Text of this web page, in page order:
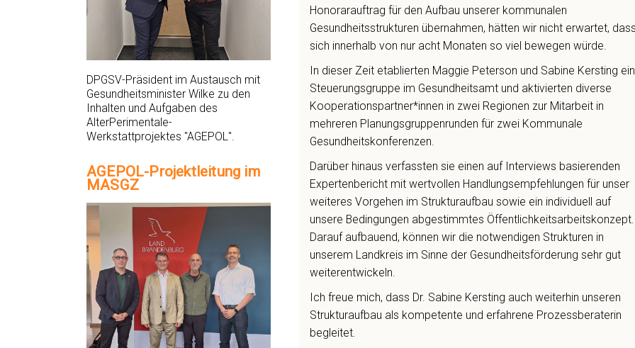
Honorarauftrag für den Aufbau unserer kommunalen
Gesundheitsstrukturen übernahmen, hätten wir nicht erwartet,
sich innerhalb von nur acht Monaten so viel bewegen würde.
In dieser Zeit etablierten Maggie Peterson und Sabine Kersting
Steuerungsgruppe im Gesundheitsamt und aktivierten diverse
Kooperationspartner*innen in zwei Regionen zur Mitarbeit in
mehreren Planungsgruppenrunden für zwei Kommunale
Gesundheitskonferenzen.
Darüber hinaus verfassten sie einen auf Interviews basierenden
Expertenbericht mit wertvollen Handlungsempfehlungen für unser
weiteres Vorgehen im Strukturaufbau sowie ein individuell auf
unsere Bedingungen abgestimmtes Öffentlichkeitsarbeitskonzept.
Darauf aufbauend, können wir die notwendigen Strukturen in
unserem Landkreis im Sinne der Gesundheitsförderung sehr gut
weiterentwickeln.
Ich freue mich, dass Dr. Sabine Kersting auch weiterhin unseren
Strukturaufbau als kompetente und erfahrene Prozessberaterin
begleitet.
DPGSV-Präsident im Austausch mit
Gesundheitsminister Wilke zu den
Inhalten und Aufgaben des
AlterPerimentale-
Werkstattprojektes "AGEPOL".
AGEPOL-Projektleitung im
MASGZ